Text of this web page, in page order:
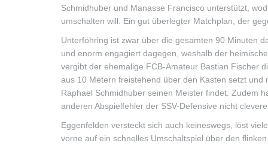
Schmidhuber und Manasse Francisco unterstützt,
umschalten will. Ein gut überlegter Matchplan, der
Unterföhring ist zwar über die gesamten 90 Minuten
und enorm engagiert dagegen, weshalb der
vergibt der ehemalige FCB-Amateur Bastian Fischer
aus 10 Metern freistehend über den Kasten setzt und
Raphael Schmidhuber seinen Meister findet. Zudem
anderen Abspielfehler der SSV-Defensive nicht
Eggenfelden versteckt sich auch keineswegs, löst
vorne auf ein schnelles Umschaltspiel über den